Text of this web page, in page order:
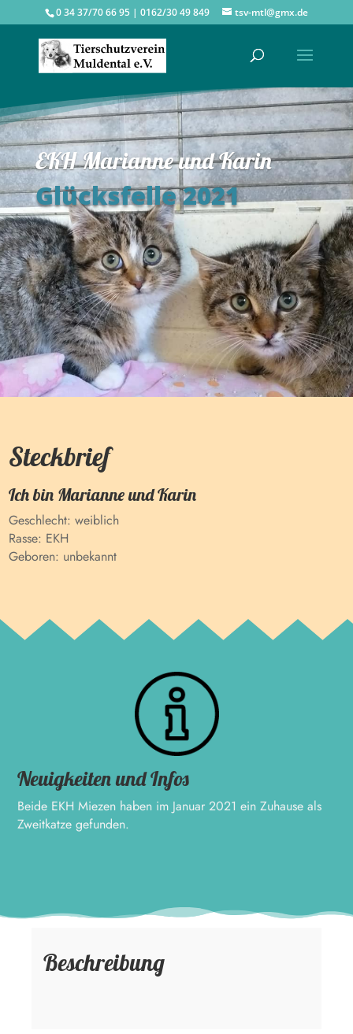
0 34 37/70 66 95 | 0162/30 49 849 tsv-mtl@gmx.de
EKH Marianne und Karin
Glücksfelle 2021
Steckbrief
Ich bin Marianne und Karin
Geschlecht:weiblich
Rasse: EKH
Geboren: unbekannt
Neuigkeiten und Infos
Beide EKH Miezen haben im Januar 2021 ein Zuhause als
Zweitkatze gefunden.
Beschreibung